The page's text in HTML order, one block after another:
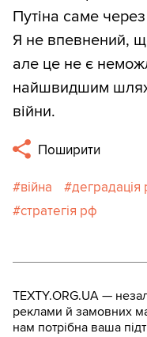
Путіна саме
Я не впевнений,
але це не є
найшвидшим
війни.
Поширити
війна деградація
стратегія рф
TEXTY.ORG.UA —
реклами й замовних
нам потрібна ваша